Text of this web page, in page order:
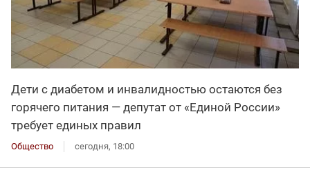
Дети с диабетом и инвалидностью остаются без
горячего питания — депутат от «Единой России»
требует единых правил
Общество сегодня, 18:00